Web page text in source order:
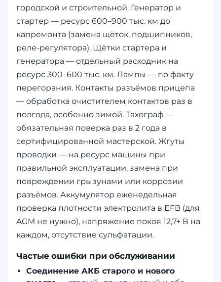
городской и строительной. Генератор и
стартер — ресурс 600–900 тыс. км до
капремонта (замена щёток, подшипников,
реле-регулятора). Щётки стартера и
генератора — отдельный расходник на
ресурс 300–600 тыс. км. Лампы — по факту
перегорания. Контакты разъёмов прицепа
— обработка очистителем контактов раз в
полгода, особенно зимой. Тахограф —
обязательная поверка раз в 2 года в
сертифицированной мастерской. Жгуты
проводки — на ресурс машины при
правильной эксплуатации, замена при
повреждении грызунами или коррозии
разъёмов. Аккумулятор еженедельная
проверка плотности электролита в EFB (для
AGM не нужно), напряжение покоя 12,7+ В на
каждом, отсутствие сульфатации.
Частые ошибки при обслуживании
Соединение АКБ старого и нового